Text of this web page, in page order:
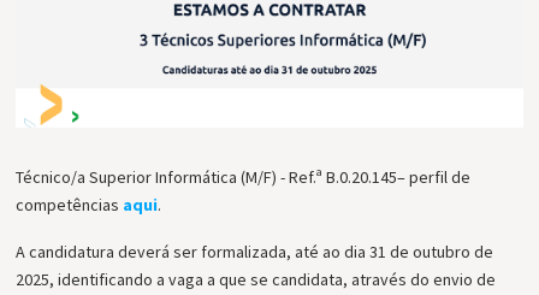
Técnico/a Superior Informática (M/F) - Ref.ª B.0.20.145– perfil de
competências aqui.
A candidatura deverá ser formalizada, até ao dia 31 de outubro de
2025, identificando a vaga a que se candidata, através do envio de